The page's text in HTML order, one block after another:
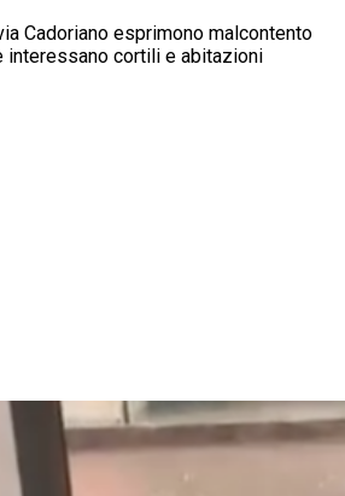
Cadoriano esprimono malcontento
interessano cortili e abitazioni